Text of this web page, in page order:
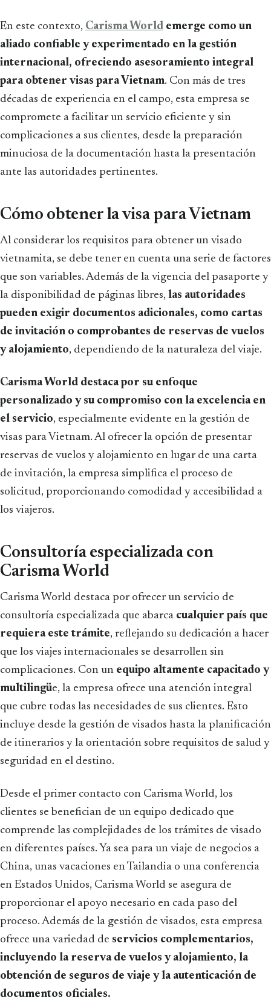
En este contexto, Carisma World emerge como un
aliado confiable y experimentado en la gestión
internacional, ofreciendo asesoramiento integral
para obtener visas para Vietnam. Con más de tres
décadas de experiencia en el campo, esta empresa se
compromete a facilitar un servicio eficiente y sin
complicaciones a sus clientes, desde la preparación
minuciosa de la documentación hasta la presentación
ante las autoridades pertinentes.
Cómo obtener la visa para Vietnam
Al considerar los requisitos para obtener un visado
vietnamita, se debe tener en cuenta una serie de factores
que son variables. Además de la vigencia del pasaporte y
la disponibilidad de páginas libres, las autoridades
pueden exigir documentos adicionales, como cartas
de invitación o comprobantes de reservas de vuelos
y alojamiento, dependiendo de la naturaleza del viaje.
Carisma World destaca por su enfoque
personalizado y su compromiso con la excelencia en
el servicio, especialmente evidente en la gestión de
visas para Vietnam. Al ofrecer la opción de presentar
reservas de vuelos y alojamiento en lugar de una carta
de invitación, la empresa simplifica el proceso de
solicitud, proporcionando comodidad y accesibilidad a
los viajeros.
Consultoría especializada con
Carisma World
Carisma World destaca por ofrecer un servicio de
consultoría especializada que abarca cualquier país que
requiera este trámite, reflejando su dedicación a hacer
que los viajes internacionales se desarrollen sin
complicaciones. Con un equipo altamente capacitado y
multilingüe, la empresa ofrece una atención integral
que cubre todas las necesidades de sus clientes. Esto
incluye desde la gestión de visados hasta la planificación
de itinerarios y la orientación sobre requisitos de salud y
seguridad en el destino.
Desde el primer contacto con Carisma World, los
clientes se benefician de un equipo dedicado que
comprende las complejidades de los trámites de visado
en diferentes países. Ya sea para un viaje de negocios a
China, unas vacaciones en Tailandia o una conferencia
en Estados Unidos, Carisma World se asegura de
proporcionar el apoyo necesario en cada paso del
proceso. Además de la gestión de visados, esta empresa
ofrece una variedad de servicios complementarios,
incluyendo la reserva de vuelos y alojamiento, la
obtención de seguros de viaje y la autenticación de
documentos oficiales.